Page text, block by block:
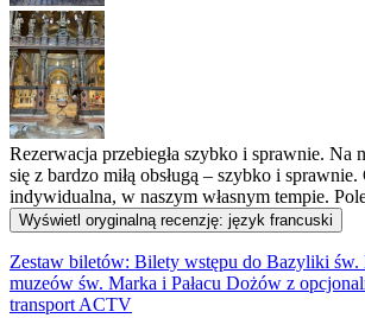
Rezerwacja przebiegła szybko i sprawnie. Na
się z bardzo miłą obsługą – szybko i
indywidualna, w naszym własnym tempie.
Wyświetl oryginalną recenzję: język francuski
Zestaw biletów: Bilety wstępu do Bazyliki św.
muzeów św. Marka i Pałacu Dożów z
transport ACTV